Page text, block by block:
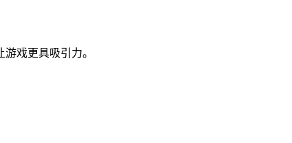
戏更具吸引力。